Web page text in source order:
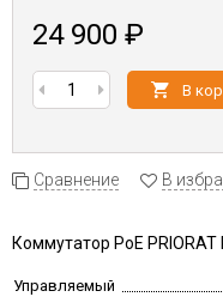
24 900 ₽
В
Сравнение В
Коммутатор PoE PRIORAT
Управляемый